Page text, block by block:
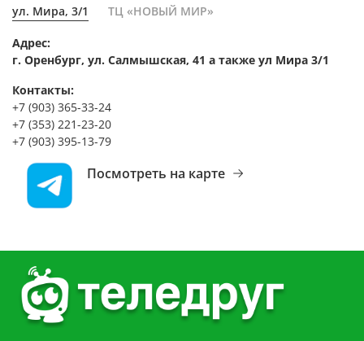
ул. Мира, 3/1 ТЦ «НОВЫЙ МИР»
Адрес:
г. Оренбург, ул. Салмышская, 41 а также ул Мира 3/1
Контакты:
+7 (903) 365-33-24
+7 (353) 221-23-20
+7 (903) 395-13-79
Посмотреть на карте